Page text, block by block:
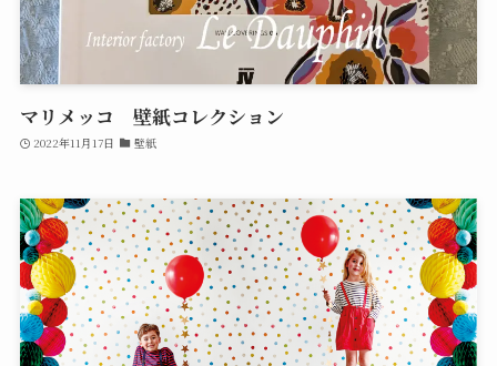
マリメッコ 壁紙コレクション
2022年11月17日 壁紙